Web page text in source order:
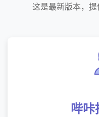
这是最新版本，提
哔